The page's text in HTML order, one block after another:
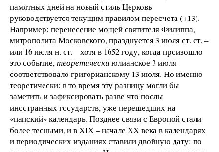
памятных дней на новый стиль Церковь
руководствуется текущим правилом пересчета (+13).
Например: перенесение мощей святителя Филиппа,
митрополита Московского, празднуется 3 июля ст. ст. –
или 16 июля н. ст. – хотя в 1652 году, когда произошло
это событие,теоретически юлианское 3 июля
соответствовало григорианскому 13 июля. Но именно
теоретически: в то время эту разницу могли бы
заметить и зафиксировать разве что послы
иностранных государств, уже перешедших на
«папский» календарь. Позднее связи с Европой стали
более тесными, и в XIX – начале XX века в календарях
и периодических изданиях ставили двойную дату: по